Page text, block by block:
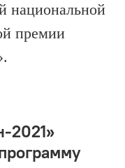
национальной
премии
2021»